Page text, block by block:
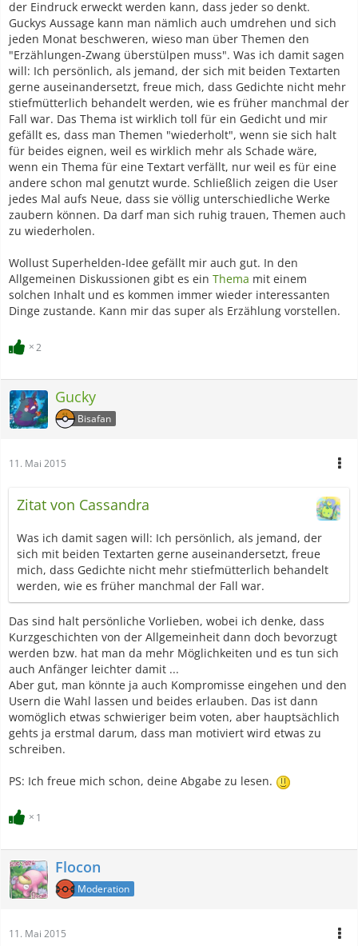
der Eindruck erweckt werden kann, dass jeder so denkt.
Guckys Aussage kann man nämlich auch umdrehen und sich
jeden Monat beschweren, wieso man über Themen den
"Erzählungen-Zwang überstülpen muss". Was ich damit sagen
will: Ich persönlich, als jemand, der sich mit beiden Textarten
gerne auseinandersetzt, freue mich, dass Gedichte nicht mehr
stiefmütterlich behandelt werden, wie es früher manchmal der
Fall war. Das Thema ist wirklich toll für ein Gedicht und mir
gefällt es, dass man Themen "wiederholt", wenn sie sich halt
für beides eignen, weil es wirklich mehr als Schade wäre,
wenn ein Thema für eine Textart verfällt, nur weil es für eine
andere schon mal genutzt wurde. Schließlich zeigen die User
jedes Mal aufs Neue, dass sie völlig unterschiedliche Werke
zaubern können. Da darf man sich ruhig trauen, Themen auch
zu wiederholen.
Wollust Superhelden-Idee gefällt mir auch gut. In den
Allgemeinen Diskussionen gibt es ein Thema mit einem
solchen Inhalt und es kommen immer wieder interessanten
Dinge zustande. Kann mir das super als Erzählung vorstellen.
2
Gucky
Bisafan
11. Mai 2015
Zitat von Cassandra
Was ich damit sagen will: Ich persönlich, als jemand, der
sich mit beiden Textarten gerne auseinandersetzt, freue
mich, dass Gedichte nicht mehr stiefmütterlich behandelt
werden, wie es früher manchmal der Fall war.
Das sind halt persönliche Vorlieben, wobei ich denke, dass
Kurzgeschichten von der Allgemeinheit dann doch bevorzugt
werden bzw. hat man da mehr Möglichkeiten und es tun sich
auch Anfänger leichter damit ...
Aber gut, man könnte ja auch Kompromisse eingehen und den
Usern die Wahl lassen und beides erlauben. Das ist dann
womöglich etwas schwieriger beim voten, aber hauptsächlich
gehts ja erstmal darum, dass man motiviert wird etwas zu
schreiben.
PS: Ich freue mich schon, deine Abgabe zu lesen.
1
Flocon
Moderation
11. Mai 2015